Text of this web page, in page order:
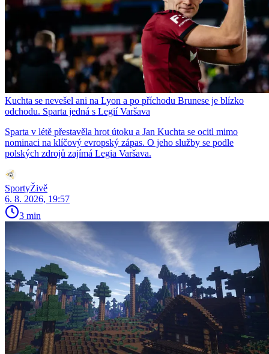
Kuchta se nevešel ani na Lyon a po příchodu Brunese je blízko
odchodu. Sparta jedná s Legií Varšava
Sparta v létě přestavěla hrot útoku a Jan Kuchta se ocitl mimo
nominaci na klíčový evropský zápas. O jeho služby se podle
polských zdrojů zajímá Legia Varšava.
SportyŽivě
6. 8. 2026, 19:57
3 min